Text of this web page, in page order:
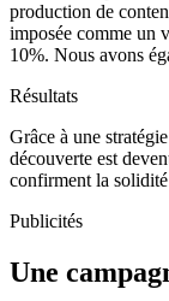
production de
imposée comme un
10%. Nous avons
Résultats
Grâce à une
découverte est
confirment la solidité
Publicités
Une